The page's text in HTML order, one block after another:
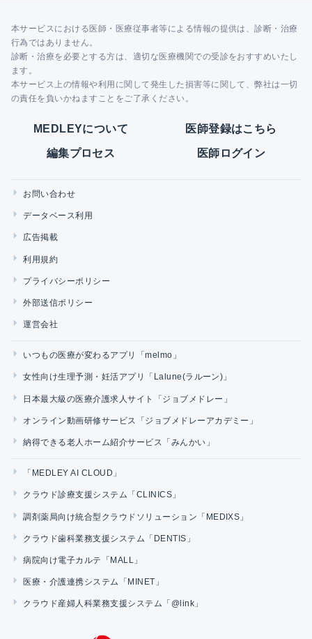
本サービスにおける医師・医療従事者等による情報の提供は、診断・治療
行為ではありません。
診断・治療を必要とする方は、適切な医療機関での受診をおすすめいたし
ます。
本サービス上の情報や利用に関して発生した損害等に関して、弊社は一切
の責任を負いかねますことをご了承ください。
MEDLEYについて 医師登録はこちら
編集プロセス 医師ログイン
お問い合わせ
データベース利用
広告掲載
利用規約
プライバシーポリシー
外部送信ポリシー
運営会社
いつもの医療が変わるアプリ「melmo」
女性向け生理予測・妊活アプリ「Lalune(ラルーン)」
日本最大級の医療介護求人サイト「ジョブメドレー」
オンライン動画研修サービス「ジョブメドレーアカデミー」
納得できる老人ホーム紹介サービス「みんかい」
「MEDLEY AI CLOUD」
クラウド診療支援システム「CLINICS」
調剤薬局向け統合型クラウドソリューション「MEDIXS」
クラウド歯科業務支援システム「DENTIS」
病院向け電子カルテ「MALL」
医療・介護連携システム「MINET」
クラウド産婦人科業務支援システム「@link」